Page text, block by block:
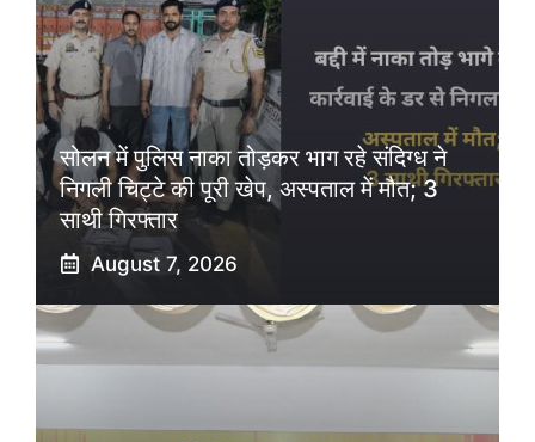
सोलन में पुलिस नाका तोड़कर भाग रहे संदिग्ध ने
निगली चिट्टे की पूरी खेप, अस्पताल में मौत; 3
साथी गिरफ्तार
August 7, 2026